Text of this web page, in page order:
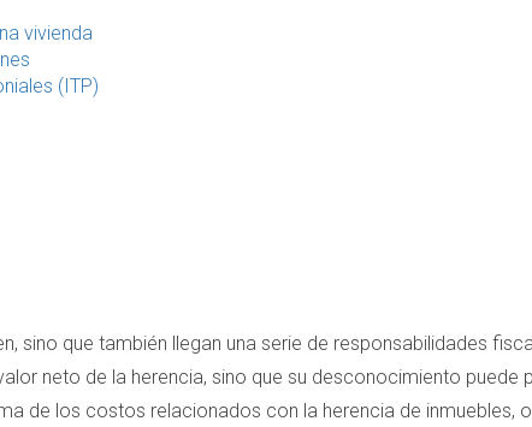
vivienda
(ITP)
sino que también llegan una serie de responsabilidades
neto de la herencia, sino que su desconocimiento
de los costos relacionados con la herencia de inmuebles,